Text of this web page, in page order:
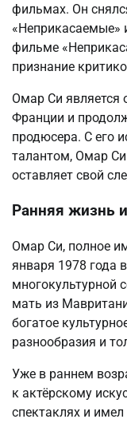
фильмах. Он
«Неприкасаемые»
фильме
признание
Омар Си является
Франции и
продюсера. С его
талантом, Омар Си
оставляет свой
Ранняя жизнь
Омар Си, полное
января 1978 года
многокультурной
мать из
богатое
разнообразия и
Уже в раннем
к актёрскому
спектаклях и